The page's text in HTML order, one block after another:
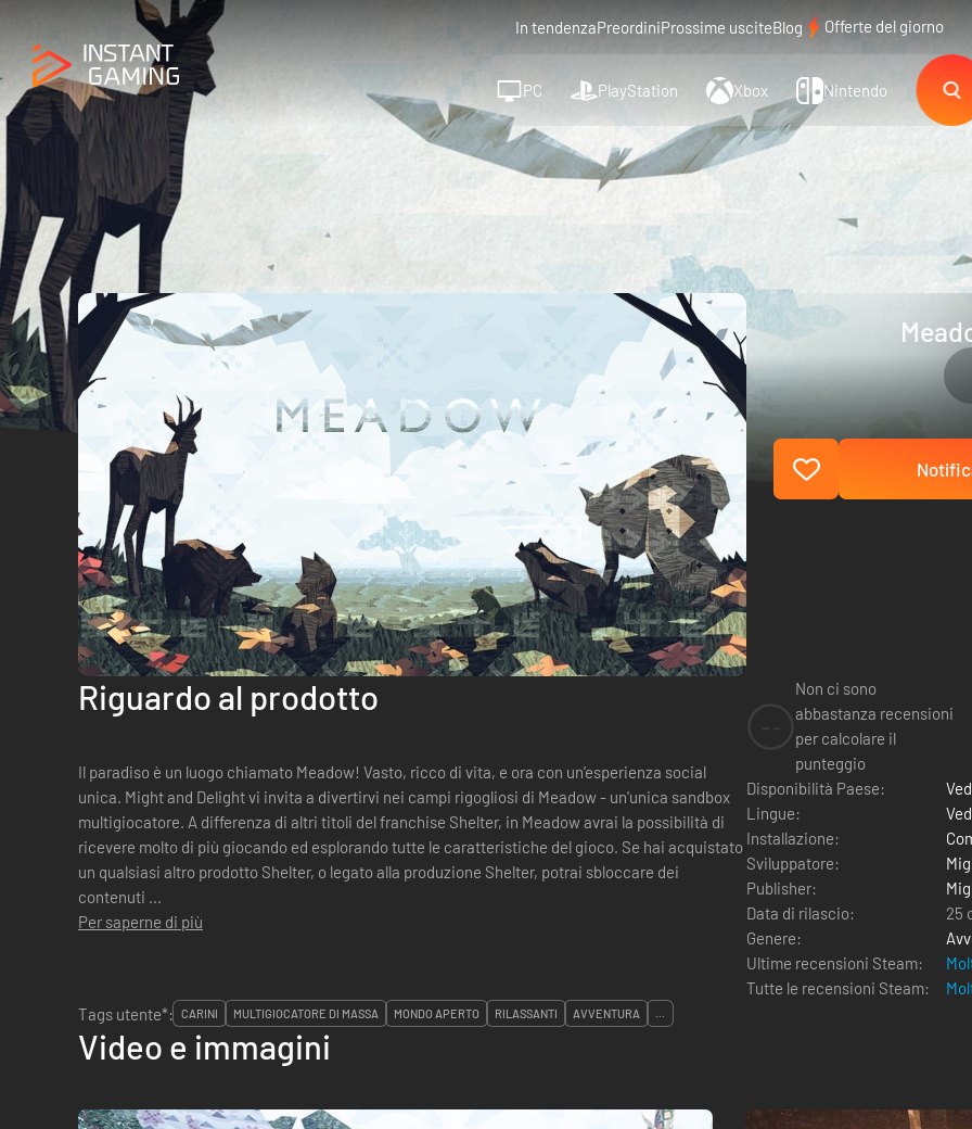
In tendenzaPreordiniProssime usciteBlog Offerte del giorno
PC PlayStation Xbox Nintendo
Riguardo al prodotto
Il paradiso è un luogo chiamato Meadow! Vasto, ricco di vita, e ora con un’esperienza social
unica. Might and Delight vi invita a divertirvi nei campi rigogliosi di Meadow - un'unica sandbox
multigiocatore. A differenza di altri titoli del franchise Shelter, in Meadow avrai la possibilità di
ricevere molto di più giocando ed esplorando tutte le caratteristiche del gioco. Se hai acquistato
un qualsiasi altro prodotto Shelter, o legato alla produzione Shelter, potrai sbloccare dei
contenuti ...
Per saperne di più
Non ci sono
abbastanza recensioni
per calcolare il
punteggio
Disponibilità Paese:
Lingue:
Installazione:
Sviluppatore:
Publisher:
Data di rilascio:
25
Genere:
Ultime recensioni Steam:
Tutte le recensioni Steam:
Tags utente*:
CARINI MULTIGIOCATORE DI MASSA MONDO APERTO RILASSANTI AVVENTURA ...
Video e immagini